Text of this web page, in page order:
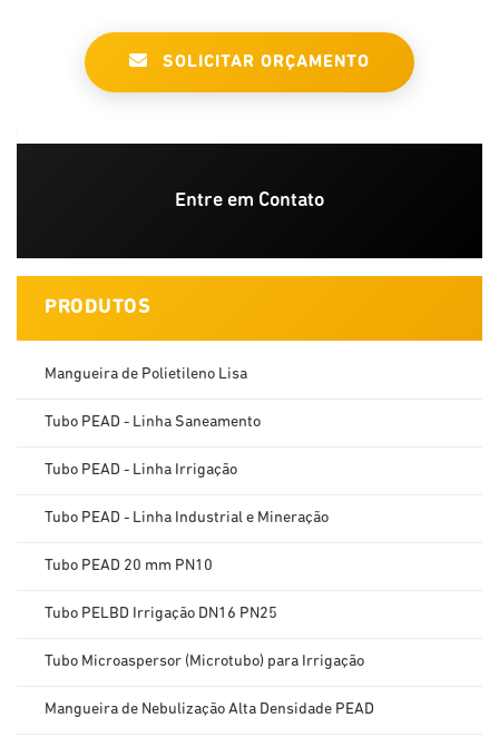
SOLICITAR ORÇAMENTO
Entre em Contato
PRODUTOS
Mangueira de Polietileno Lisa
Tubo PEAD - Linha Saneamento
Tubo PEAD - Linha Irrigação
Tubo PEAD - Linha Industrial e Mineração
Tubo PEAD 20 mm PN10
Tubo PELBD Irrigação DN16 PN25
Tubo Microaspersor (Microtubo) para Irrigação
Mangueira de Nebulização Alta Densidade PEAD